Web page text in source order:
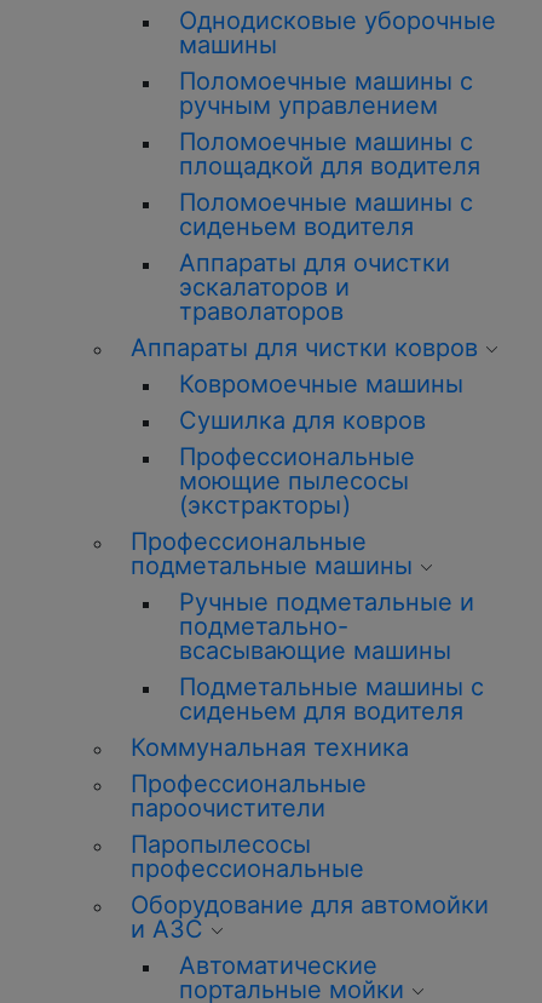
Однодисковые уборочные
машины
Поломоечные машины с
ручным управлением
Поломоечные машины с
площадкой для водителя
Поломоечные машины с
сиденьем водителя
Аппараты для очистки
эскалаторов и
траволаторов
Аппараты для чистки ковров
Ковромоечные машины
Сушилка для ковров
Профессиональные
моющие пылесосы
(экстракторы)
Профессиональные
подметальные машины
Ручные подметальные и
подметально-
всасывающие машины
Подметальные машины с
сиденьем для водителя
Коммунальная техника
Профессиональные
пароочистители
Паропылесосы
профессиональные
Оборудование для автомойки
и АЗС
Автоматические
портальные мойки